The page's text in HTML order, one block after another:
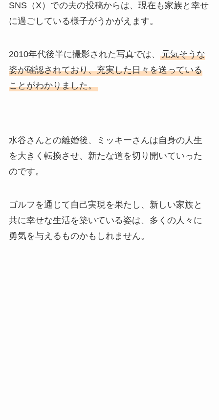
SNS（X）での夫の投稿からは、現在も家族と幸せ
に過ごしている様子がうかがえます。
2010年代後半に撮影された写真では、 元気そうな
姿が確認されており、充実した日々を送っている
ことがわかりました。
水谷さんとの離婚後、ミッキーさんは自身の人生
を大きく転換させ、新たな道を切り開いていった
のです。
ゴルフを通じて自己実現を果たし、新しい家族と
共に幸せな生活を築いている姿は、多くの人々に
勇気を与えるものかもしれません。